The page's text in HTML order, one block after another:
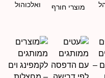
מוצרי חורף
ואלכוהול